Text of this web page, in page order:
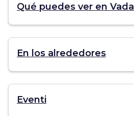
Qué puedes ver en Vada
En los alrededores
Eventi